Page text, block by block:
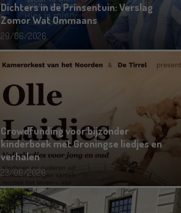
Dichters in de Prinsentuin: Verslag
Zomor Wat Ommaans
29/06/2026
Crowdfunding voor bijzonder
kinderboek met Groningse liedjes en
verhalen
23/06/2026